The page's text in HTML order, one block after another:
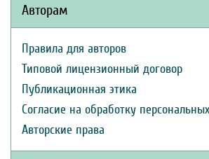
Авторам
Правила для авторов
Типовой лицензионный договор
Публикационная этика
Согласие на обработку
Авторские права